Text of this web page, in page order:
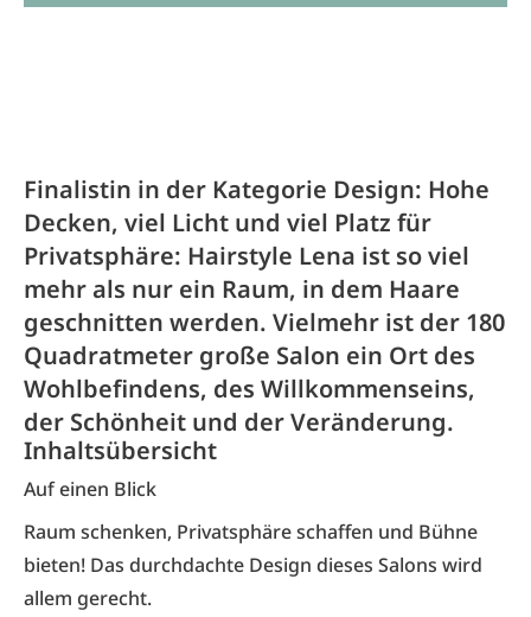
Finalistin in der Kategorie Design: Hohe
Decken, viel Licht und viel Platz für
Privatsphäre: Hairstyle Lena ist so viel
mehr als nur ein Raum, in dem Haare
geschnitten werden. Vielmehr ist der 180
Quadratmeter große Salon ein Ort des
Wohlbefindens, des Willkommenseins,
der Schönheit und der Veränderung.
Inhaltsübersicht
Auf einen Blick
Raum schenken, Privatsphäre schaffen und Bühne
bieten! Das durchdachte Design dieses Salons wird
allem gerecht.